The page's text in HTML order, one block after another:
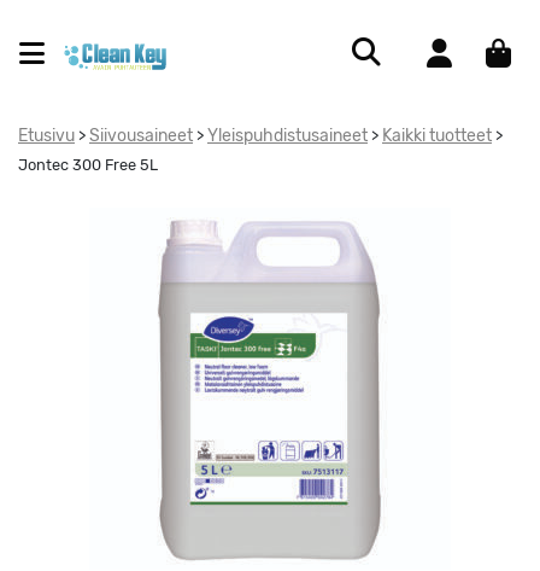
Etusivu > Siivousaineet > Yleispuhdistusaineet > Kaikki tuotteet >
Jontec 300 Free 5L